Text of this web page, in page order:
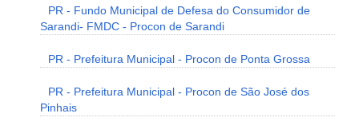
PR - Fundo Municipal de Defesa do Consumidor de
Sarandi- FMDC - Procon de Sarandi
PR - Prefeitura Municipal - Procon de Ponta Grossa
PR - Prefeitura Municipal - Procon de São José dos
Pinhais